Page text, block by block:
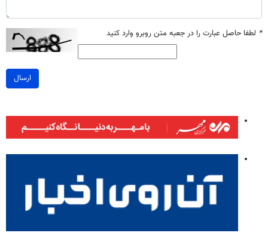
* لطفا حاصل عبارت را در جعبه متن روبرو وارد کنید
ارسال